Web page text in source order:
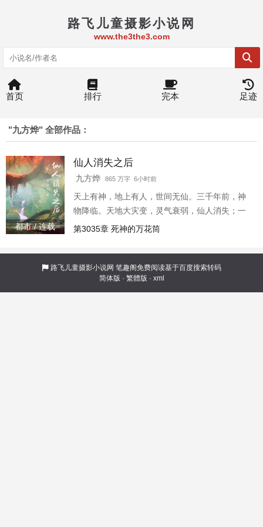
路飞儿童摄影小说网
www.the3the3.com
首页 排行 完本 足迹
"九方烨" 全部作品：
都市 / 连载
仙人消失之后
九方烨 865 万字 6小时前
天上有神，地上有人，世间无仙。三千年前，神
物降临。天地大灾变，灵气衰弱，仙人消失；一
百五十年前，神物降临。富饶的赤帕高原、战无
第3035章 死神的万花筒
路飞儿童摄影小说网 笔趣阁免费阅读基于百度搜索转码
简体版 · 繁體版 · xml